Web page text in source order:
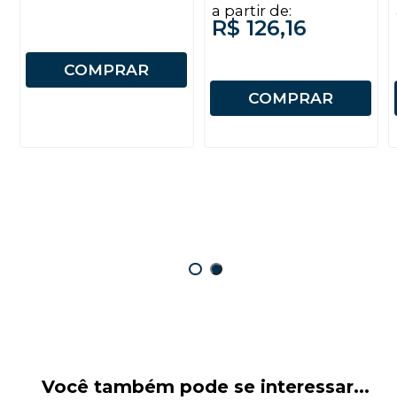
COMPRAR
a partir de:
R$ 126,16
COMPRAR
Você também pode se interessar...